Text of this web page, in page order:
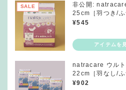
SALE
非公開:
25cm［羽つき/ふ
¥545
natracare ウルト
22cm［羽なし/ふ
¥902